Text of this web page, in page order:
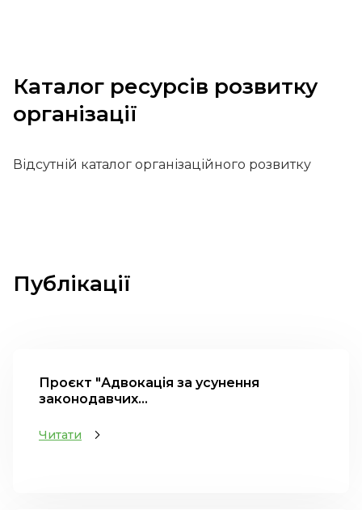
Каталог ресурсів розвитку
організації
Відсутній каталог організаційного розвитку
Публікації
Проєкт "Адвокація за усунення
законодавчих...
Читати